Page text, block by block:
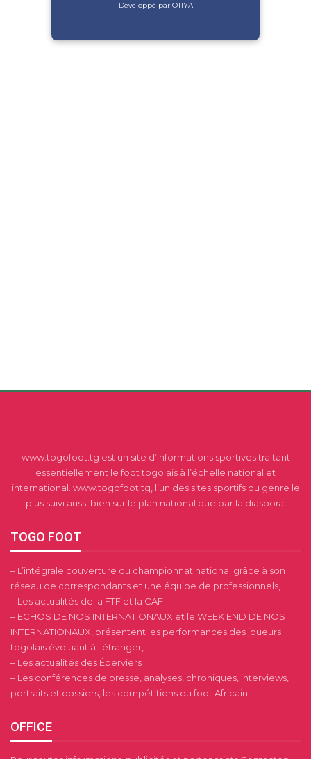
Développé par OTIYA
www.togofoot.tg est un site d’informations sportives traitant
essentiellement le foot togolais à l’échelle national et
international. www.togofoot.tg, l’un des sites sportifs du genre le
plus suivi aussi bien sur le plan national que par la diaspora.
TOGO FOOT
– L’intégrale couverture du championnat national grâce à son
réseau de correspondants et une équipe de professionnels,
– Les actualités de la FTF et la CAF
– ECHOS DE NOS INTERNATIONAUX et le WEEK END DE NOS
INTERNATIONAUX, présentent les performances des joueurs
togolais évoluant à l’étranger,
– Les actualités des Éperviers
– Les conférences de presse, analyses, chroniques, interviews,
portraits et dossiers, les compétitions du foot Africain.
OFFICE